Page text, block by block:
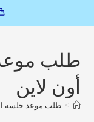
طلب
أون لاين
> طلب موعد جلسة